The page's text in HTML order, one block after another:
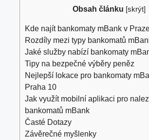
Obsah článku [skrýt]
Kde najít bankomaty mBank v
Rozdíly mezi typy bankomatů
Jaké služby nabízí bankomaty
Tipy na bezpečné výběry peněz
Nejlepší lokace pro bankomaty
Praha 10
Jak využít mobilní aplikaci pro
bankomatů mBank
Časté Dotazy
Závěrečné myšlenky